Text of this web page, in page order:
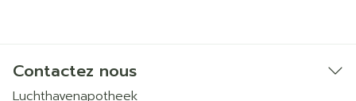
Contactez nous
Luchthavenapotheek